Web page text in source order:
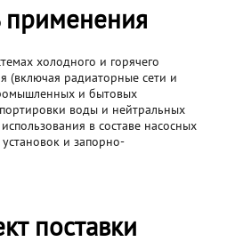
применения
холодного и горячего
(включая радиаторные сети и
и бытовых
воды и нейтральных
в составе насосных
и запорно-
поставки